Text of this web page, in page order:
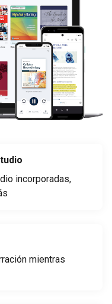
incorporadas,
mientras